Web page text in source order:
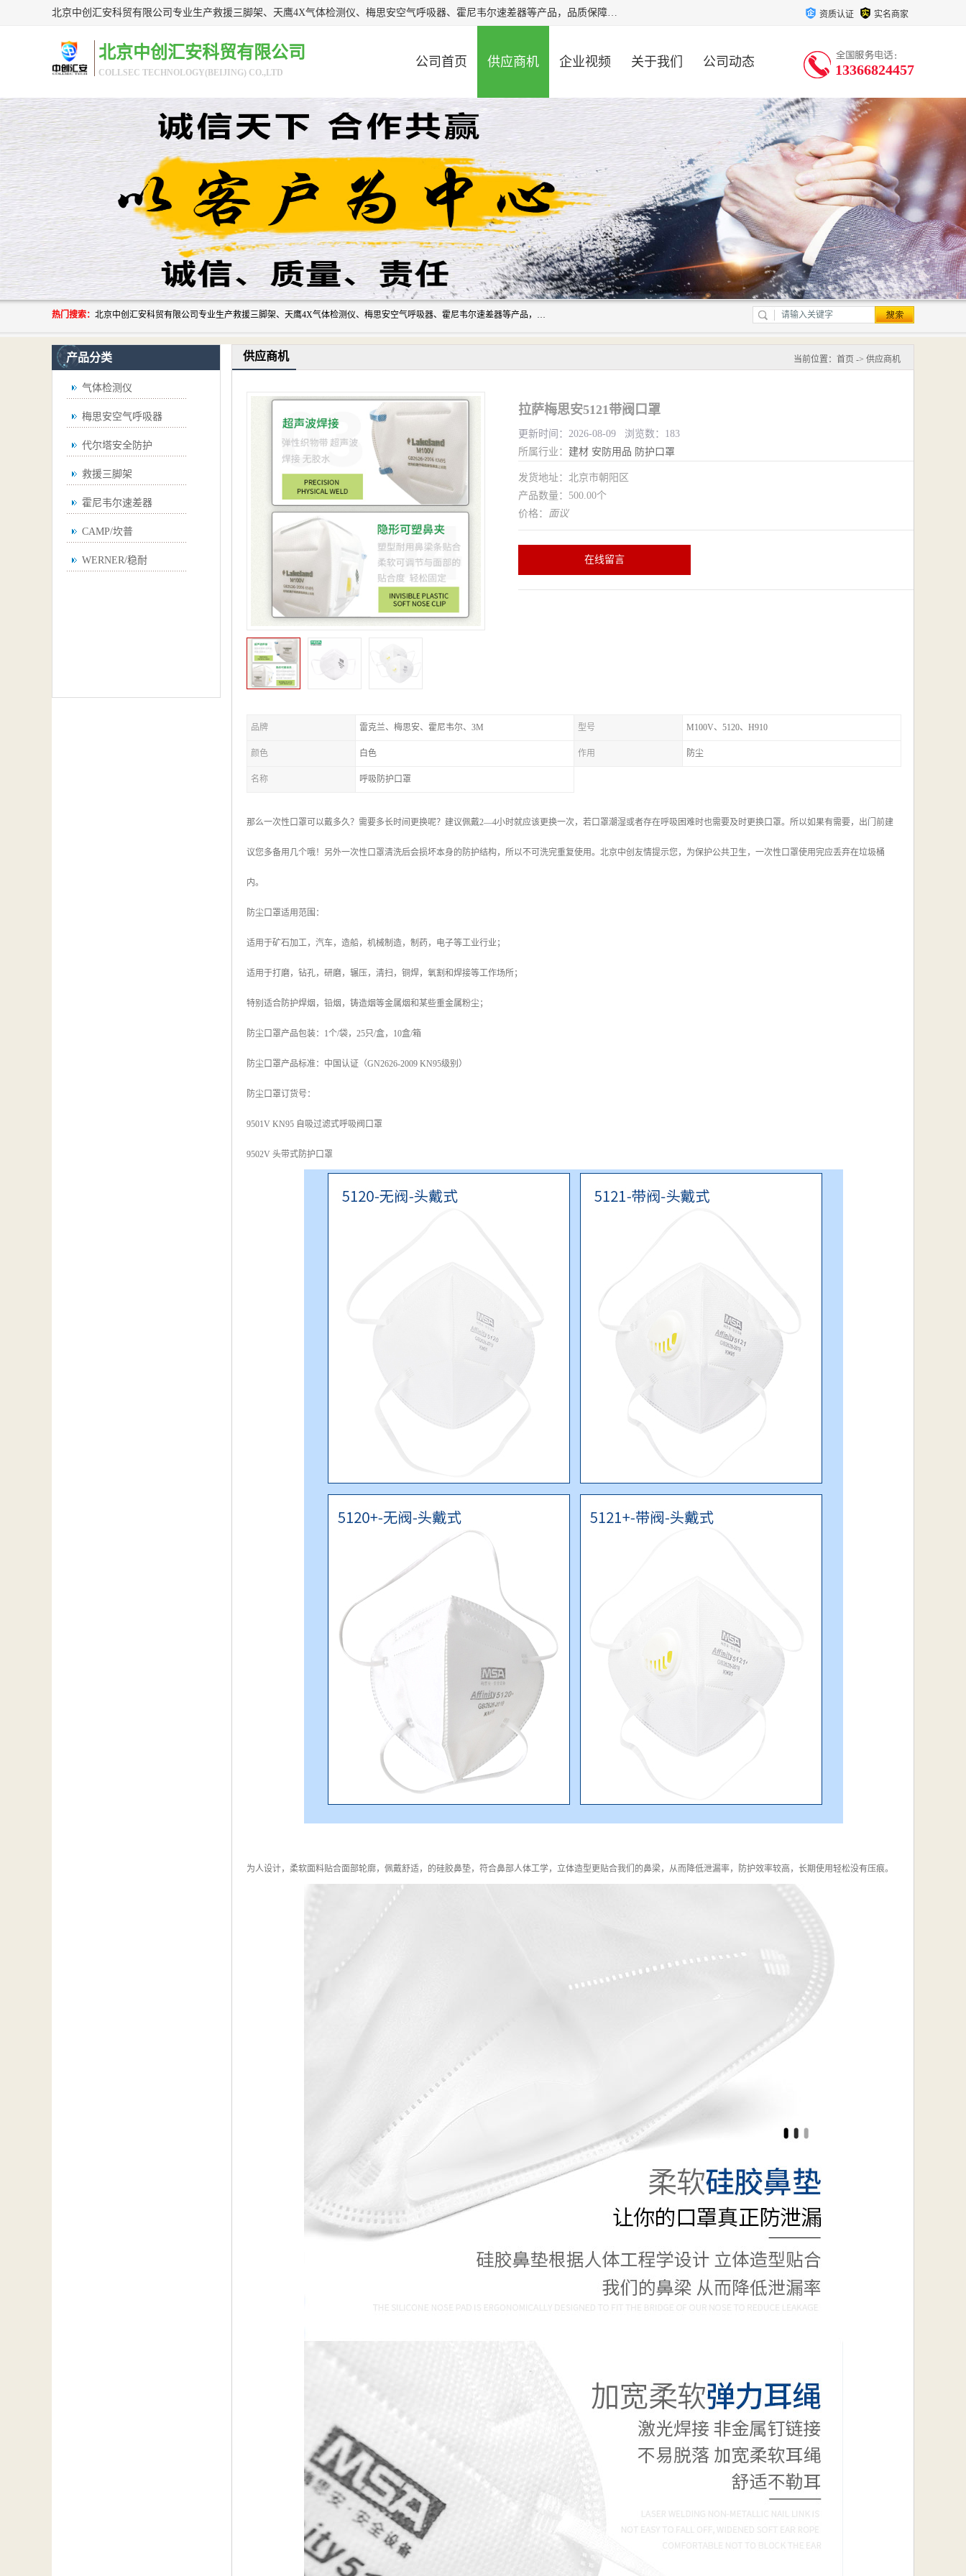
北京中创汇安科贸有限公司专业生产救援三脚架、天鹰4X气体检测仪、梅思安空气呼吸器、霍尼韦尔速差器等产品，品质保障，价格合理，欢迎在线致电咨询。 资质认证 实名商家
北京中创汇安科贸有限公司
COLLSEC TECHNOLOGY(BEIJING) CO.,LTD
公司首页 供应商机 企业视频 关于我们 公司动态 13366824457
热门搜索： 北京中创汇安科贸有限公司专业生产救援三脚架、天鹰4X气体检测仪、梅思安空气呼吸器、霍尼韦尔速差器等产品，品质保障，价格合理，欢迎在线致电咨询。
产品分类
气体检测仪
梅思安空气呼吸器
代尔塔安全防护
救援三脚架
霍尼韦尔速差器
CAMP/坎普
WERNER/稳耐
供应商机 当前位置： 首页 -> 供应商机
拉萨梅思安5121带阀口罩
更新时间：2026-08-09 浏览数：183
所属行业： 建材 安防用品 防护口罩
发货地址：北京市朝阳区
产品数量：500.00个
价格： 面议
在线留言
品牌 雷克兰、梅思安、霍尼韦尔、3M 型号 M100V、5120、H910
颜色 白色 作用 防尘
名称 呼吸防护口罩
那么一次性口罩可以戴多久？需要多长时间更换呢？建议佩戴2—4小时就应该更换一次，若口罩潮湿或者存在呼吸困难时也需要及时更换口罩。所以如果有需要，出门前建
议您多备用几个哦！另外一次性口罩清洗后会损坏本身的防护结构，所以不可洗完重复使用。北京中创友情提示您，为保护公共卫生，一次性口罩使用完应丢弃在垃圾桶
内。
防尘口罩适用范围：
适用于矿石加工，汽车，造船，机械制造，制药，电子等工业行业；
适用于打磨，钻孔，研磨，辗压，清扫，铜焊，氧割和焊接等工作场所；
特别适合防护焊烟，铅烟，铸造烟等金属烟和某些重金属粉尘；
防尘口罩产品包装：1个/袋，25只/盒，10盒/箱
防尘口罩产品标准：中国认证（GN2626-2009 KN95级别）
防尘口罩订货号：
9501V KN95 自吸过滤式呼吸阀口罩
9502V 头带式防护口罩
为人设计，柔软面料贴合面部轮廓，佩戴舒适，的硅胶鼻垫，符合鼻部人体工学，立体造型更贴合我们的鼻梁，从而降低泄漏率，防护效率较高，长期使用轻松没有压痕。